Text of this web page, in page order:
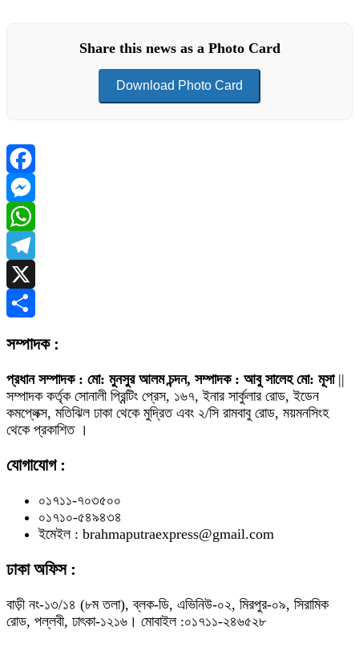
Share this news as a Photo Card
Download Photo Card
Facebook
Messenger
WhatsApp
Telegram
X
সম্পাদক :
প্রধান সম্পাদক : মো: মুনসুর আলম চন্দন, সম্পাদক : আবু সালেহ মো: মূসা||
সম্পাদক কর্তৃক সোনালী প্রিন্টিং প্রেস, ১৬৭, ইনার সার্কুলার রোড, ইডেন
কমপ্লেক্স, মতিঝিল ঢাকা থেকে মুদ্রিত এবং ২/সি রামবাবু রোড, ময়মনসিংহ
থেকে প্রকাশিত ।
যোগাযোগ :
০১৭১১-৭০৩৫০০
০১৭১০-৫৪৯৪৩৪
ইমেইল : brahmaputraexpress@gmail.com
ঢাকা অফিস :
বাড়ী নং-১৩/১৪ (৮ম তলা), ব্লক-ডি, এভিনিউ-০২, মিরপুর-০৯, সিরামিক
রোড, পল্লবী, ঢাৎকা-১২১৬। মোবাইল :০১৭১১-২৪৬৫২৮